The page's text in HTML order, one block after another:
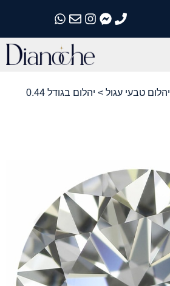
התקשרו אלינו
התקשרו אלינו
התקשרו אלינו
התקשרו אלינו
התקשרו אלינו
יהלום טבעי עגול
> יהלום בגודל 0.44